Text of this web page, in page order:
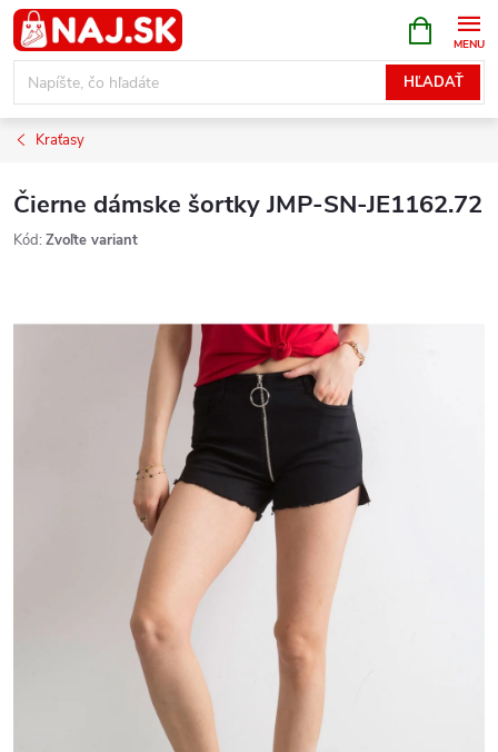
Prejsť
na
obsah
HĽADAŤ
KOŠÍK
Kraťasy
Čierne dámske šortky JMP-SN-JE1162.72
Kód: Zvoľte variant